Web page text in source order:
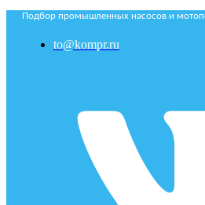
Подбор промышленных насосов и
to@kompr.ru